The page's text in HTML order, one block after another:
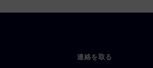
連絡を取る